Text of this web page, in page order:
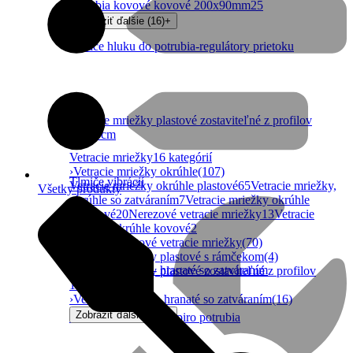
Tlmiče hluku do potrubia-regulátory prietoku
Tlmiče vibrácií
Vetracie mriežky do spiro potrubia
Vetracie mriežky plastové zostaviteľné z profilov
10x10cm
Vetracie mriežky- hranaté so zatváraním
potrubia kovové kovové 200x90mm25
Zobraziť ďalšie (16)+
Vetracie mriežky16 kategórií
›Vetracie mriežky okrúhle(107)
Vetracie mriežky okrúhle plastové65Vetracie mriežky,
okrúhle so zatváraním7Vetracie mriežky okrúhle
hliníkové20Nerezové vetracie mriežky13Vetracie
mriežky okrúhle kovové2
Hranaté plastové vetracie mriežky(70)
Vetracie mriežky plastové s rámčekom(4)
Vetracie mriežky plastové zostaviteľné z profilov
10x10cm
›Vetracie mriežky- hranaté so zatváraním(16)
Zobraziť ďalšie (11)
Všetky produkty